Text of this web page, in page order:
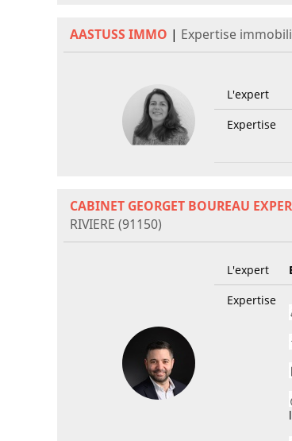
AASTUSS IMMO | Expertise
L'expert
Expertise
CABINET GEORGET BOUREAU
RIVIERE (91150)
L'expert
Expertise